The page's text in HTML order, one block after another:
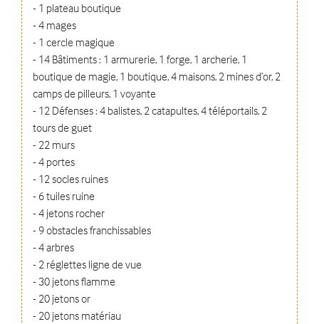
- 1 plateau boutique
- 4 mages
- 1 cercle magique
- 14 Bâtiments : 1 armurerie, 1 forge, 1 archerie, 1
boutique de magie, 1 boutique, 4 maisons, 2 mines d’or, 2
camps de pilleurs, 1 voyante
- 12 Défenses : 4 balistes, 2 catapultes, 4 téléportails, 2
tours de guet
- 22 murs
- 4 portes
- 12 socles ruines
- 6 tuiles ruine
- 4 jetons rocher
- 9 obstacles franchissables
- 4 arbres
- 2 réglettes ligne de vue
- 30 jetons flamme
- 20 jetons or
- 20 jetons matériau